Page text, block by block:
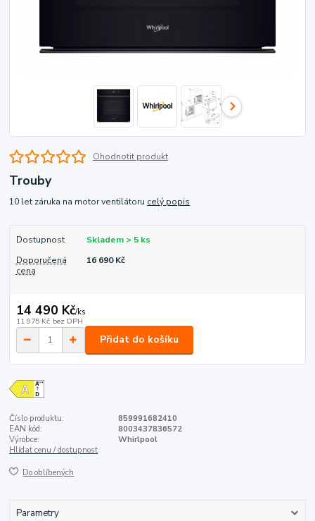
Ohodnotit produkt
Trouby
10 let záruka na motor ventilátoru celý popis
Dostupnost
Skladem > 5 ks
Doporučená
cena
16 690 Kč
14 490 Kč/ks
11 975 Kč bez DPH
Přidat do košíku
Číslo produktu:
859991682410
EAN kód:
8003437836572
Výrobce:
Whirlpool
Hlídat cenu / dostupnost
Do oblíbených
Parametry